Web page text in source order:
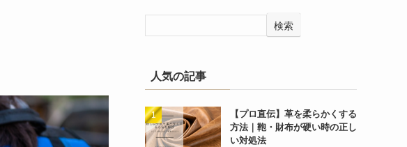
検索
人気の記事
【プロ直伝】革を柔らかくする
方法｜鞄・財布が硬い時の正し
い対処法